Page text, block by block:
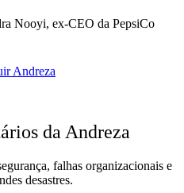
Nooyi, ex-CEO da PepsiCo
Andreza
da Andreza
falhas organizacionais e
desastres.